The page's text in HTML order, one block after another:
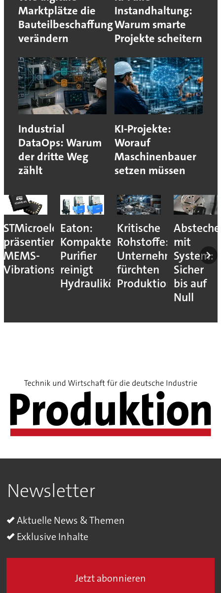
Marktplätze die
Bauteilbeschaffung
verändern
Instandhaltung:
Warum smarte
Projekte scheitern
Industrial
DataOps: Warum
der dritte Weg
zählt
KI-Projekte:
Worauf
Maschinenbauer
setzen müssen
STMicroelectronics
präsentiert
MEMS-
Vibrationssensor
Eaton:
Kompakter
Purifier
reinigt
Hydrauliköle
Kritische
Rohstoffe:
Unternehmen
fürchten
Produktionsstopps
mit
System:
Sicher
bis auf
Null
Newsletter
Aktuelle News & Themen
Exklusive Inhalte
Jetzt abonnieren